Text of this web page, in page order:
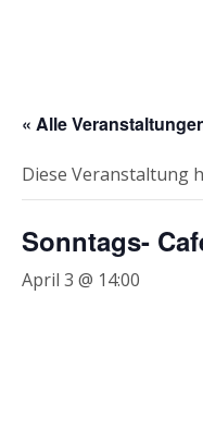
« Alle
Diese Veranstaltung
Sonntags-
April 3 @ 14:00